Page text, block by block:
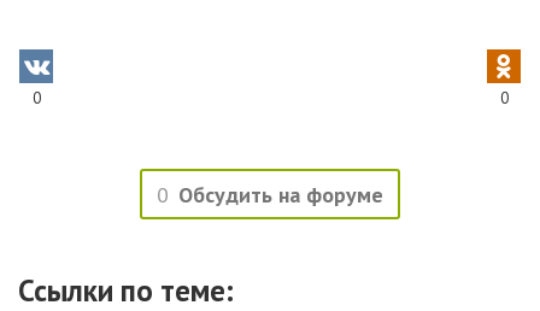
0 0
0 Обсудить на форуме
Ссылки по теме: